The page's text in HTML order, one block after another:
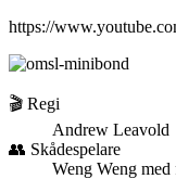
https://
🎬 Regi
Andrew Leavold
👥 Skådespelare
Weng Weng med